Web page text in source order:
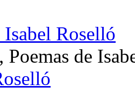
Isabel Roselló
Poemas de